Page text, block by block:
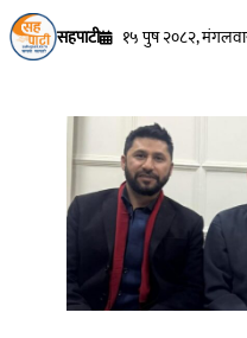
सहपाटी १५ पुष २०८२,